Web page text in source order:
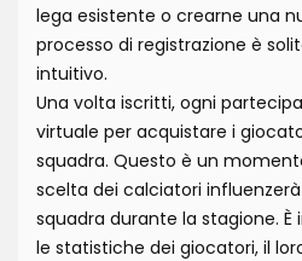
lega esistente o crearne una
processo di registrazione è
intuitivo.
Una volta iscritti, ogni
virtuale per acquistare i
squadra. Questo è un
scelta dei calciatori
squadra durante la stagione.
le statistiche dei giocatori, il